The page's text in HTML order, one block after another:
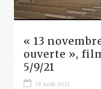
« 13
ouverte »,
5/9/21
18 Août 2021